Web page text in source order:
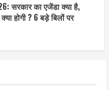
सरकार का एजेंडा क्या है,
होगी ? 6 बड़े बिलों पर